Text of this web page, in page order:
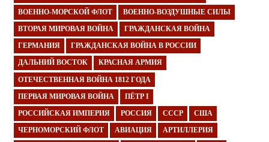
ВОЕННО-МОРСКОЙ ФЛОТ ВОЕННО-ВОЗДУШНЫЕ СИЛЫ
ВТОРАЯ МИРОВАЯ ВОЙНА ГРАЖДАНСКАЯ ВОЙНА
ГЕРМАНИЯ ГРАЖДАНСКАЯ ВОЙНА В РОССИИ
ДАЛЬНИЙ ВОСТОК КРАСНАЯ АРМИЯ
ОТЕЧЕСТВЕННАЯ ВОЙНА 1812 ГОДА
ПЕРВАЯ МИРОВАЯ ВОЙНА ПЁТР I
РОССИЙСКАЯ ИМПЕРИЯ РОССИЯ СССР США
ЧЕРНОМОРСКИЙ ФЛОТ АВИАЦИЯ АРТИЛЛЕРИЯ